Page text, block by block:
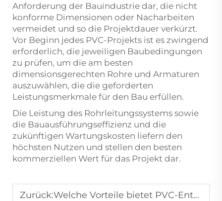
Anforderung der Bauindustrie dar, die nicht
konforme Dimensionen oder Nacharbeiten
vermeidet und so die Projektdauer verkürzt.
Vor Beginn jedes PVC-Projekts ist es zwingend
erforderlich, die jeweiligen Baubedingungen
zu prüfen, um die am besten
dimensionsgerechten Rohre und Armaturen
auszuwählen, die die geforderten
Leistungsmerkmale für den Bau erfüllen.
Die Leistung des Rohrleitungssystems sowie
die Bauausführungseffizienz und die
zukünftigen Wartungskosten liefern den
höchsten Nutzen und stellen den besten
kommerziellen Wert für das Projekt dar.
Zurück:Welche Vorteile bietet PVC-Entwässerungsrohrleitung?